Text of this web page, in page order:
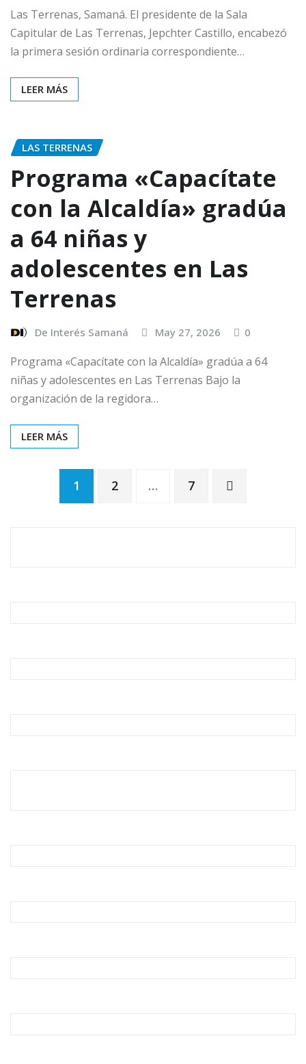
Las Terrenas, Samaná. El presidente de la Sala
Capitular de Las Terrenas, Jepchter Castillo, encabezó
la primera sesión ordinaria correspondiente…
LEER MÁS
LAS TERRENAS
Programa «Capacítate
con la Alcaldía» gradúa
a 64 niñas y
adolescentes en Las
Terrenas
De Interés Samaná May 27, 2026 0
Programa «Capacítate con la Alcaldía» gradúa a 64
niñas y adolescentes en Las Terrenas Bajo la
organización de la regidora…
LEER MÁS
1 2 … 7